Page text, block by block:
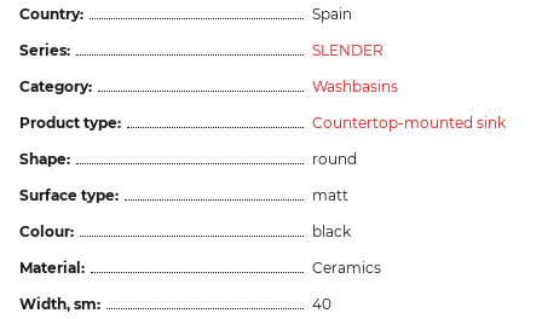
Country:
Spain
Series:
SLENDER
Category:
Washbasins
Product type:
Countertop-mounted sink
Shape:
round
Surface type:
matt
Colour:
black
Material:
Ceramics
Width, sm:
40